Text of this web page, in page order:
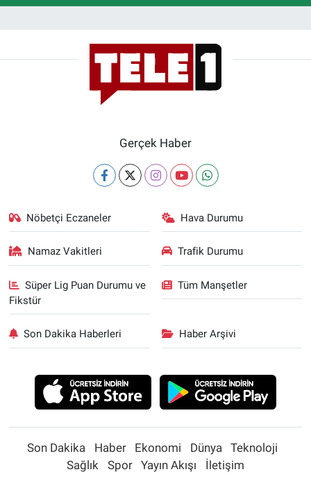
Gerçek Haber
Nöbetçi Eczaneler Hava Durumu
Namaz Vakitleri Trafik Durumu
Süper Lig Puan Durumu ve
Fikstür
Tüm Manşetler
Son Dakika Haberleri Haber Arşivi
Son Dakika Haber Ekonomi Dünya
Teknoloji
Sağlık
Spor Yayın Akışı İletişim